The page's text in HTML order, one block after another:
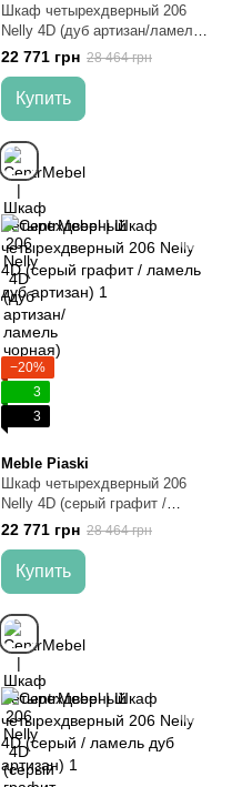
Шкаф четырехдверный 206
Nelly 4D (дуб артизан/ламель
чорная)
22 771 грн 28 464 грн
Купить
−20%
3
3
Meble Piaski
Шкаф четырехдверный 206
Nelly 4D (серый графит /
ламель дуб артизан)
22 771 грн 28 464 грн
Купить